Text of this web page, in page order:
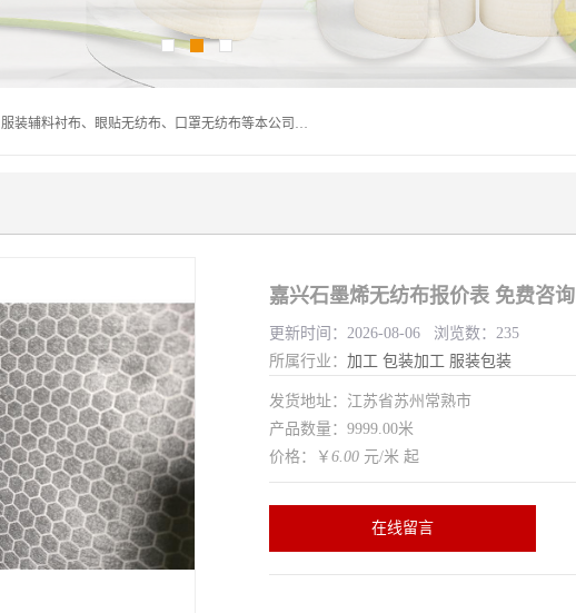
常熟市百利弗无纺制品有限公司主营：无纺布制品、医用无纺布、服装辅料衬布、眼贴无纺布、口罩无纺布等本公司专业从事无纺布制品的生产及销售。生产各种规格裁片折叠无纺布、一次性足浴巾、卷材服装衬布、印花复合类无纺布制品、环保购物袋、电子产品包装袋以及特殊功能新型无纺布。广泛用于服装，基布，包装，家居建筑、卫生材料等领域。
嘉兴石墨烯无纺布报价表 免费咨询
更新时间：2026-08-06 浏览数：235
所属行业： 加工 包装加工 服装包装
发货地址：江苏省苏州常熟市
产品数量：9999.00米
价格：￥ 6.00 元/米 起
在线留言